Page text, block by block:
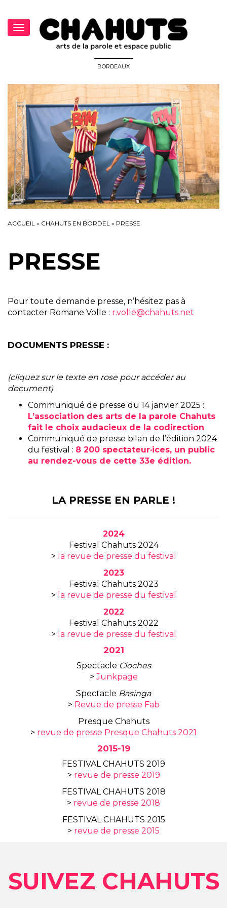
Toggle
navigation
BORDEAUX
ACCUEIL » CHAHUTS EN BORDEL » PRESSE
PRESSE
Pour toute demande presse, n’hésitez pas à
contacter Romane Volle : r.volle@chahuts.net
DOCUMENTS PRESSE :
(cliquez sur le texte en rose pour accéder au
document)
Communiqué de presse du 14 janvier 2025 :
L’association des arts de la parole Chahuts
fait le choix audacieux de la codirection
Communiqué de presse bilan de l’édition 2024
du festival : 8 200 spectateur·ices, un public
au rendez-vous de cette 33e édition.
LA PRESSE EN PARLE !
2024
Festival Chahuts 2024
> la revue de presse du festival
2023
Festival Chahuts 2023
> la revue de presse du festival
2022
Festival Chahuts 2022
> la revue de presse du festival
2021
Spectacle Cloches
>Junkpage
Spectacle Basinga
> Revue de presse Fab
Presque Chahuts
> revue de presse Presque Chahuts 2021
2015-19
FESTIVAL CHAHUTS 2019
> revue de presse 2019
FESTIVAL CHAHUTS 2018
> revue de presse 2018
FESTIVAL CHAHUTS 2015
> revue de presse 2015
SUIVEZ CHAHUTS